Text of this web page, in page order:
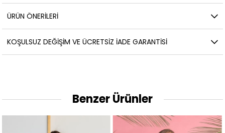
ÜRÜN ÖNERILERI
KOŞULSUZ DEĞIŞIM VE ÜCRETSIZ İADE GARANTISI
Benzer Ürünler